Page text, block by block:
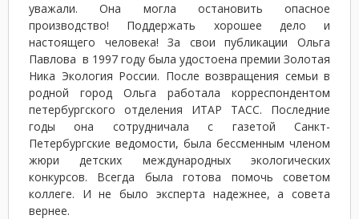
уважали. Она могла остановить опасное
производство! Поддержать хорошее дело и
настоящего человека! За свои публикации Ольга
Павлова в 1997 году была удостоена премии Золотая
Ника Экология России. После возвращения семьи в
родной город Ольга работала корреспондентом
петербургского отделения ИТАР ТАСС. Последние
годы она сотрудничала с газетой Санкт-
Петербургские ведомости, была бессменным членом
жюри детских международных экологических
конкурсов. Всегда была готова помочь советом
коллеге. И не было эксперта надежнее, а совета
вернее.